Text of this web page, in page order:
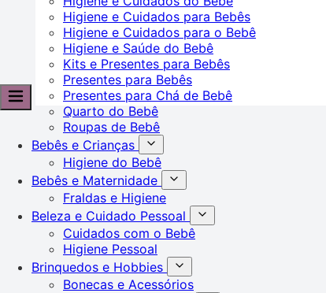
Higiene e Cuidados para Bebês
Higiene e Cuidados para o Bebê
Higiene e Saúde do Bebê
Kits e Presentes para Bebês
Presentes para Bebês
Presentes para Chá de Bebê
Quarto do Bebê
Roupas de Bebê
Bebês e Crianças
Higiene do Bebê
Bebês e Maternidade
Fraldas e Higiene
Beleza e Cuidado Pessoal
Cuidados com o Bebê
Higiene Pessoal
Brinquedos e Hobbies
Bonecas e Acessórios